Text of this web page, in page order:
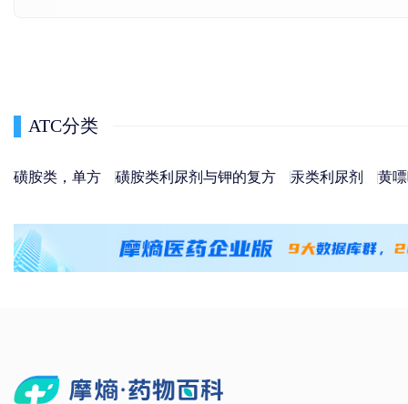
ATC分类
磺胺类，单方 磺胺类利尿剂与钾的复方 汞类利尿剂 黄